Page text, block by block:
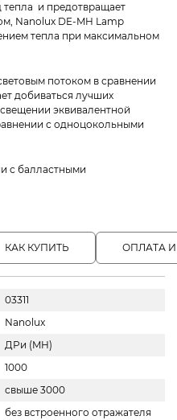
тепла и предотвращает
Nanolux DE-MH Lamp
тепла при максимальном
потоком в сравнении
добиваться лучших
эквивалентной
с одноцокольными
с балластными
КАК КУПИТЬ ОПЛАТА
03311
Nanolux
ДРи (MH)
1000
свыше 3000
без встроенного отражателя